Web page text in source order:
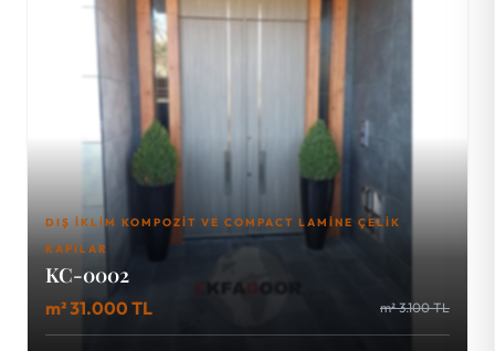
DIŞ İKLIM KOMPOZIT VE COMPACT LAMINE ÇELIK
KAPILAR
KC-0002
m² 31.000 TL m² 3.100 TL